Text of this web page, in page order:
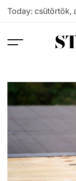
Skip
Today: csütörtök,